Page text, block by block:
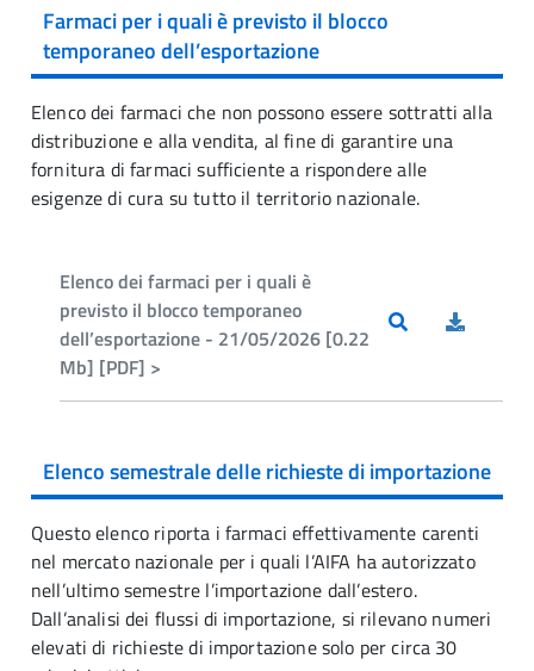
Farmaci per i quali è previsto il blocco
temporaneo dell’esportazione
Elenco dei farmaci che non possono essere sottratti alla
distribuzione e alla vendita, al fine di garantire una
fornitura di farmaci sufficiente a rispondere alle
esigenze di cura su tutto il territorio nazionale.
Elenco dei farmaci per i quali è
previsto il blocco temporaneo
dell’esportazione - 21/05/2026 [0.22
Mb] [PDF] >
Elenco semestrale delle richieste di importazione
Questo elenco riporta i farmaci effettivamente carenti
nel mercato nazionale per i quali l’AIFA ha autorizzato
nell’ultimo semestre l’importazione dall’estero.
Dall’analisi dei flussi di importazione, si rilevano numeri
elevati di richieste di importazione solo per circa 30